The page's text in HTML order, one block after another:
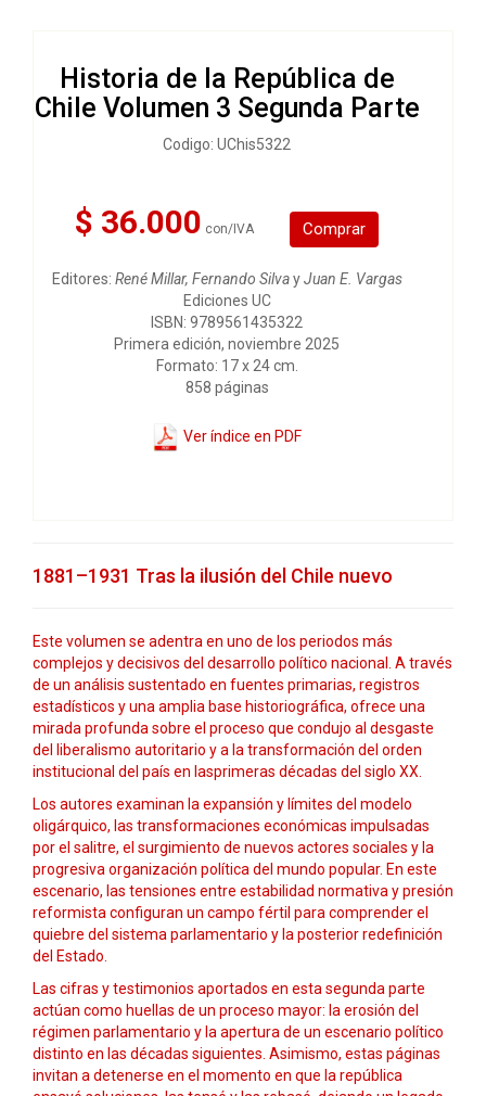
Historia de la República de
Chile Volumen 3 Segunda Parte
Codigo: UChis5322
$ 36.000 con/IVA Comprar
Editores: René Millar, Fernando SilvayJuan E. Vargas
Ediciones UC
ISBN: 9789561435322
Primera edición, noviembre 2025
Formato: 17 x 24 cm.
858 páginas
Ver índice en PDF
1881–1931 Tras la ilusión del Chile nuevo
Este volumen se adentra en uno de los periodos más
complejos y decisivos del desarrollo político nacional. A través
de un análisis sustentado en fuentes primarias, registros
estadísticos y una amplia base historiográfica, ofrece una
mirada profunda sobre el proceso que condujo al desgaste
del liberalismo autoritario y a la transformación del orden
institucional del país en lasprimeras décadas del siglo XX.
Los autores examinan la expansión y límites del modelo
oligárquico, las transformaciones económicas impulsadas
por el salitre, el surgimiento de nuevos actores sociales y la
progresiva organización política del mundo popular. En este
escenario, las tensiones entre estabilidad normativa y presión
reformista configuran un campo fértil para comprender el
quiebre del sistema parlamentario y la posterior redefinición
del Estado.
Las cifras y testimonios aportados en esta segunda parte
actúan como huellas de un proceso mayor: la erosión del
régimen parlamentario y la apertura de un escenario político
distinto en las décadas siguientes. Asimismo, estas páginas
invitan a detenerse en el momento en que la república